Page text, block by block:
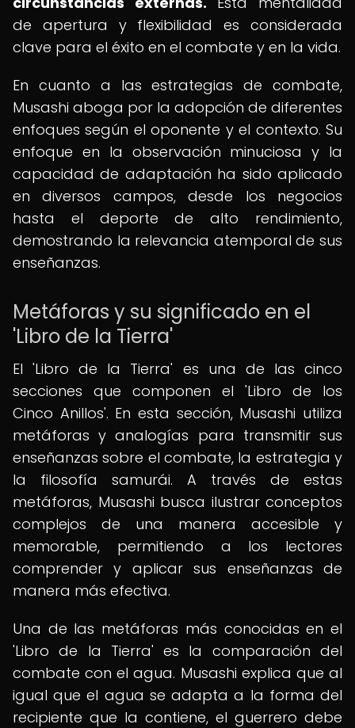
de apertura y flexibilidad es considerada
clave para el éxito en el combate y en la vida.
En cuanto a las estrategias de combate,
Musashi aboga por la adopción de diferentes
enfoques según el oponente y el contexto. Su
enfoque en la observación minuciosa y la
capacidad de adaptación ha sido aplicado
en diversos campos, desde los negocios
hasta el deporte de alto rendimiento,
demostrando la relevancia atemporal de sus
enseñanzas.
Metáforas y su significado en el
'Libro de la Tierra'
El 'Libro de la Tierra' es una de las cinco
secciones que componen el 'Libro de los
Cinco Anillos'. En esta sección, Musashi utiliza
metáforas y analogías para transmitir sus
enseñanzas sobre el combate, la estrategia y
la filosofía samurái. A través de estas
metáforas, Musashi busca ilustrar conceptos
complejos de una manera accesible y
memorable, permitiendo a los lectores
comprender y aplicar sus enseñanzas de
manera más efectiva.
Una de las metáforas más conocidas en el
'Libro de la Tierra' es la comparación del
combate con el agua. Musashi explica que al
igual que el agua se adapta a la forma del
recipiente que la contiene, el guerrero debe